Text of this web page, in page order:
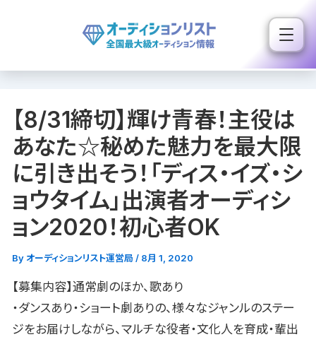
ス
【8/31締切】輝け青春！主役は
あなた☆秘めた魅力を最大限
に引き出そう！「ディス・イズ・シ
ョウタイム」出演者オーディシ
ョン2020！初心者OK
By オーディションリスト運営局 / 8月 1, 2020
【募集内容】通常劇のほか、歌あり
・ダンスあり・ショート劇ありの、様々なジャンルのステー
ジをお届けしながら、マルチな役者・文化人を育成・輩出